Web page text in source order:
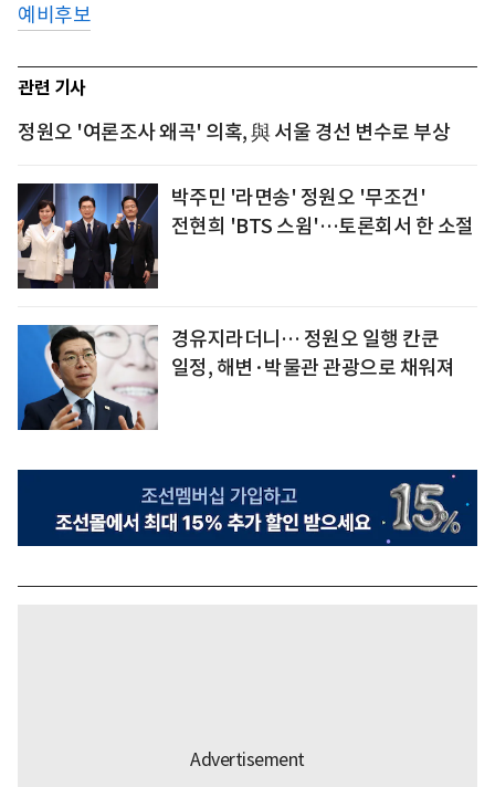
예비후보
관련 기사
정원오 '여론조사 왜곡' 의혹, 與 서울 경선 변수로 부상
박주민 '라면송' 정원오 '무조건'
전현희 'BTS 스윔'…토론회서 한 소절
경유지라더니… 정원오 일행 칸쿤
일정, 해변·박물관 관광으로 채워져